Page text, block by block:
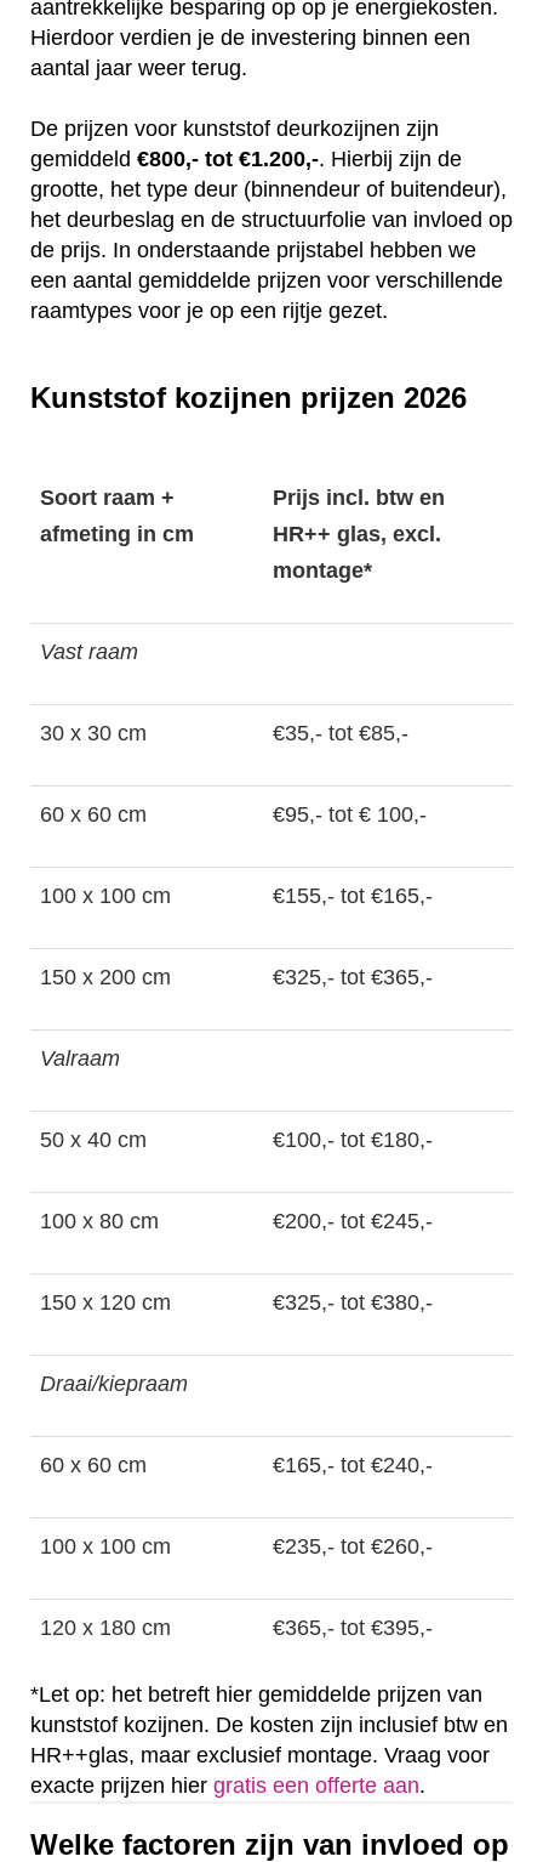
aantrekkelijke besparing op op je energiekosten.
Hierdoor verdien je de investering binnen een
aantal jaar weer terug.
De prijzen voor kunststof deurkozijnen zijn
gemiddeld €800,- tot €1.200,-. Hierbij zijn de
grootte, het type deur (binnendeur of buitendeur),
het deurbeslag en de structuurfolie van invloed op
de prijs. In onderstaande prijstabel hebben we
een aantal gemiddelde prijzen voor verschillende
raamtypes voor je op een rijtje gezet.
Kunststof kozijnen prijzen 2026
Soort raam +
afmeting in cm
Prijs incl. btw en
HR++ glas, excl.
montage*
Vast raam
30 x 30 cm €35,- tot €85,-
60 x 60 cm €95,- tot € 100,-
100 x 100 cm €155,- tot €165,-
150 x 200 cm €325,- tot €365,-
Valraam
50 x 40 cm €100,- tot €180,-
100 x 80 cm €200,- tot €245,-
150 x 120 cm €325,- tot €380,-
Draai/kiepraam
60 x 60 cm €165,- tot €240,-
100 x 100 cm €235,- tot €260,-
120 x 180 cm €365,- tot €395,-
*Let op: het betreft hier gemiddelde prijzen van
kunststof kozijnen. De kosten zijn inclusief btw en
HR++glas, maar exclusief montage. Vraag voor
exacte prijzen hier gratis een offerte aan.
Welke factoren zijn van invloed op